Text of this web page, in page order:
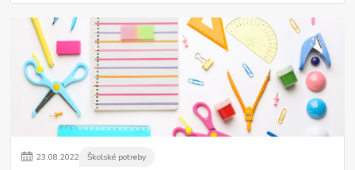
23.08.2022 Školské potreby